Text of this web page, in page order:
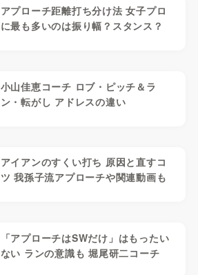
アプローチ距離打ち分け法 女子プロ
に最も多いのは振り幅？スタンス？
小山佳恵コーチ ロブ・ピッチ＆ラ
ン・転がし アドレスの違い
アイアンのすくい打ち 原因と直すコ
ツ 我孫子流アプローチや関連動画も
「アプローチはSWだけ」はもったい
ない ランの意識も 堀尾研二コーチ